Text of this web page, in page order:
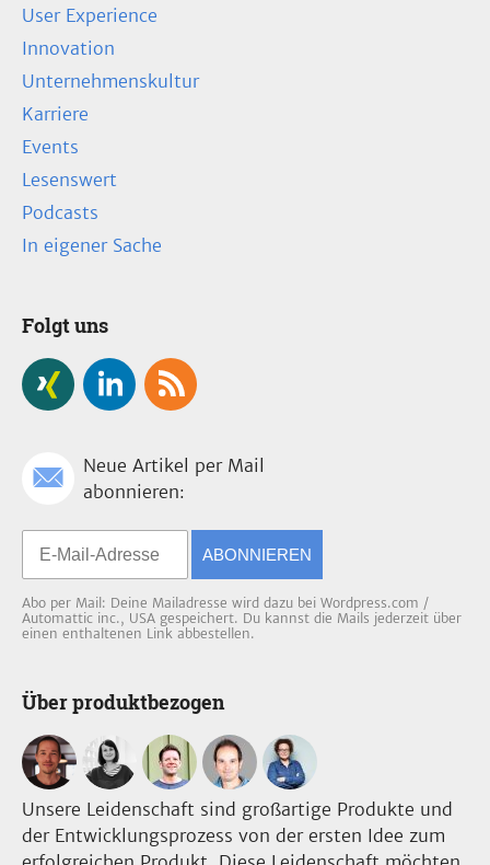
User Experience
Innovation
Unternehmenskultur
Karriere
Events
Lesenswert
Podcasts
In eigener Sache
Folgt uns
Neue Artikel per Mail
abonnieren:
ABONNIEREN
Abo per Mail: Deine Mailadresse wird dazu bei Wordpress.com /
Automattic inc., USA gespeichert. Du kannst die Mails jederzeit über
einen enthaltenen Link abbestellen.
Über produktbezogen
Unsere Leidenschaft sind großartige Produkte und
der Entwicklungsprozess von der ersten Idee zum